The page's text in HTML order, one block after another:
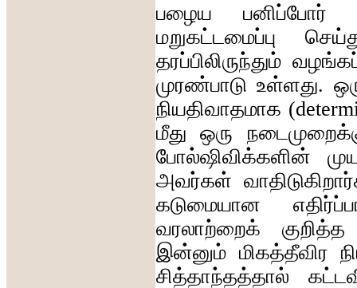
பழைய
பனிப்போர்
மறுகட்டமைப்பு
தரப்பிலிருந்தும்
முரண்பாடு உள்ளது.
நியதிவாதமாக
மீது
ஒரு
போல்ஷிவிக்களின்
அவர்கள்
கடுமையான
வரலாற்றைக்
குறித்த
இன்னும் மிகத்தீவிர
சித்தாந்தத்தால்